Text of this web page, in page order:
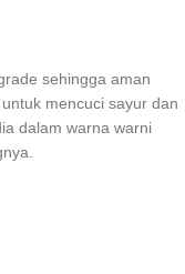
sehingga aman
mencuci sayur dan
dalam warna warni